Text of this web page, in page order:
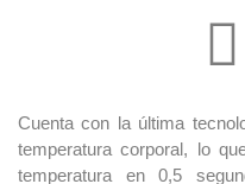
Cuenta con la última
temperatura corporal, lo
temperatura en 0,5